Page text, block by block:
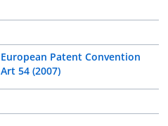
European Patent Convention
Art 54 (2007)